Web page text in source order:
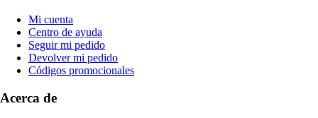
Mi cuenta
Centro de ayuda
Seguir mi pedido
Devolver mi pedido
Códigos promocionales
Acerca de